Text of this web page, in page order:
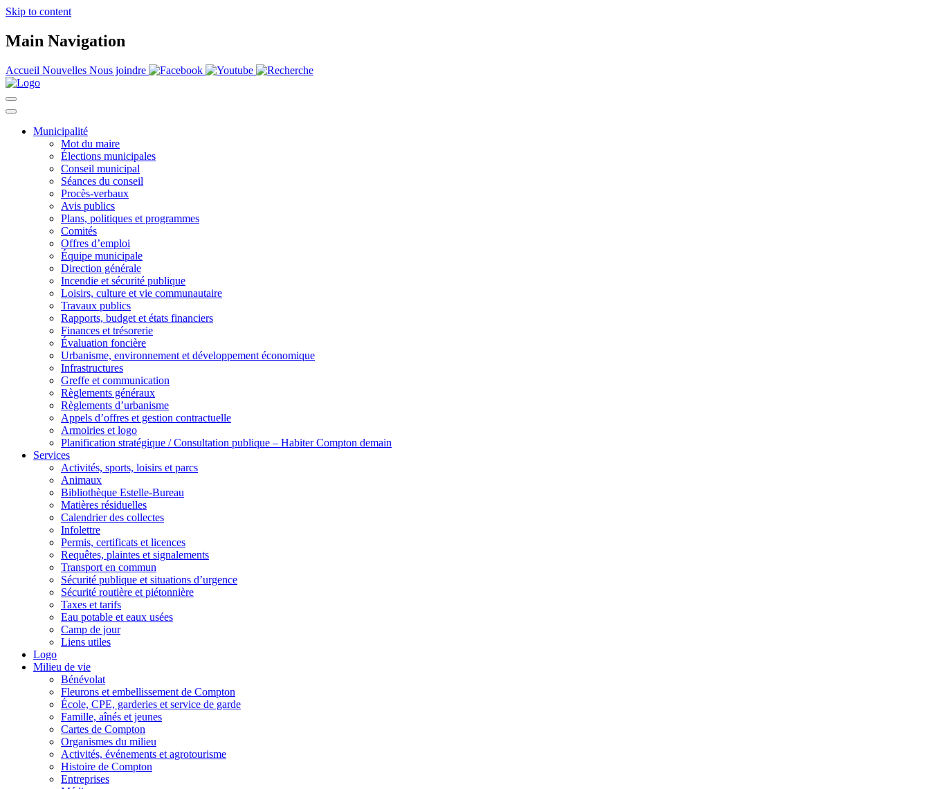
Skip to content
Main Navigation
Accueil Nouvelles Nous joindre
Municipalité
Mot du maire
Élections municipales
Conseil municipal
Séances du conseil
Procès-verbaux
Avis publics
Plans, politiques et programmes
Comités
Offres d’emploi
Équipe municipale
Direction générale
Incendie et sécurité publique
Loisirs, culture et vie communautaire
Travaux publics
Rapports, budget et états financiers
Finances et trésorerie
Évaluation foncière
Urbanisme, environnement et développement économique
Infrastructures
Greffe et communication
Règlements généraux
Règlements d’urbanisme
Appels d’offres et gestion contractuelle
Armoiries et logo
Planification stratégique / Consultation publique – Habiter Compton demain
Services
Activités, sports, loisirs et parcs
Animaux
Bibliothèque Estelle-Bureau
Matières résiduelles
Calendrier des collectes
Infolettre
Permis, certificats et licences
Requêtes, plaintes et signalements
Transport en commun
Sécurité publique et situations d’urgence
Sécurité routière et piétonnière
Taxes et tarifs
Eau potable et eaux usées
Camp de jour
Liens utiles
Logo
Milieu de vie
Bénévolat
Fleurons et embellissement de Compton
École, CPE, garderies et service de garde
Famille, aînés et jeunes
Cartes de Compton
Organismes du milieu
Activités, événements et agrotourisme
Histoire de Compton
Entreprises